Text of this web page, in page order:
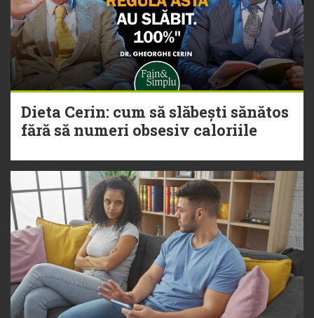
Dieta Cerin: cum să slăbești sănătos
fără să numeri obsesiv caloriile